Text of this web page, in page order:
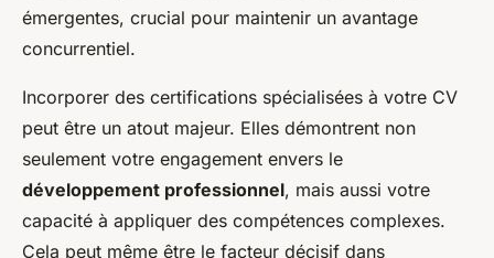
émergentes, crucial pour maintenir un avantage
concurrentiel.
Incorporer des certifications spécialisées à votre CV
peut être un atout majeur. Elles démontrent non
seulement votre engagement envers le
développement professionnel, mais aussi votre
capacité à appliquer des compétences complexes.
Cela peut même être le facteur décisif dans